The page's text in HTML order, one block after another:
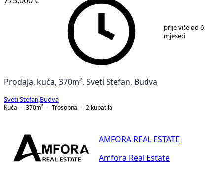
prije više od 6
mjeseci
Prodaja, kuća, 370m², Sveti Stefan, Budva
Sveti Stefan Budva
Kuća
370m² Trosobna 2 kupatila
AMFORA REAL ESTATE
Amfora Real Estate